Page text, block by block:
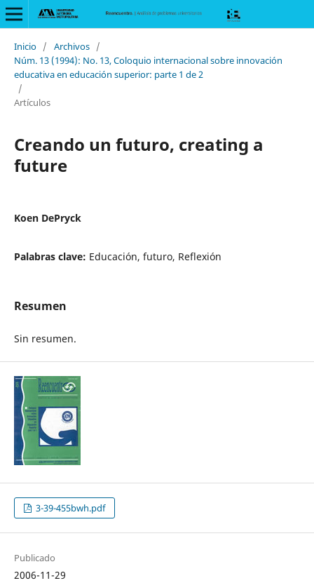
Inicio / Archivos /
Núm. 13 (1994): No. 13, Coloquio internacional sobre innovación
educativa en educación superior: parte 1 de 2
/
Artículos
Creando un futuro, creating a
future
Koen DePryck
Palabras clave: Educación, futuro, Reflexión
Resumen
Sin resumen.
3-39-455bwh.pdf
Publicado
2006-11-29